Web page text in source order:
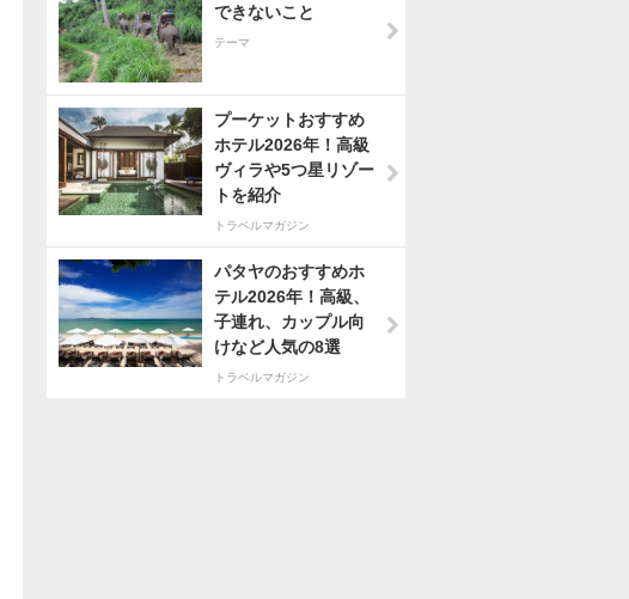
できないこと
テーマ
プーケットおすすめ
ホテル2026年！高級
ヴィラや5つ星リゾー
トを紹介
トラベルマガジン
パタヤのおすすめホ
テル2026年！高級、
子連れ、カップル向
けなど人気の8選
トラベルマガジン